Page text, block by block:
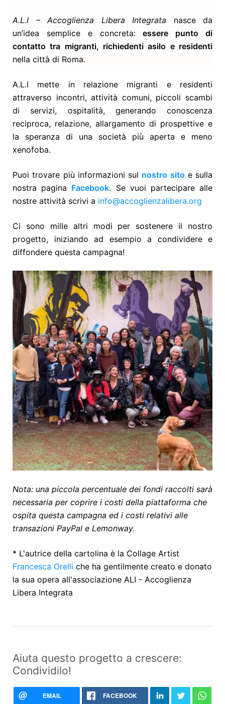
A.L.I – Accoglienza Libera Integrata nasce da
un’idea semplice e concreta:essere punto di
contatto tra migranti, richiedenti asilo e residenti
nella città di Roma.
A.L.I mette in relazione migranti e residenti
attraverso incontri, attività comuni, piccoli scambi
di servizi, ospitalità, generando conoscenza
reciproca, relazione, allargamento di prospettive e
la speranza di una società più aperta e meno
xenofoba.
Puoi trovare più informazioni sul nostro sito e sulla
nostra pagina Facebook. Se vuoi partecipare alle
nostre attività scrivi a info@accoglienzalibera.org
Ci sono mille altri modi per sostenere il nostro
progetto, iniziando ad esempio a condividere e
diffondere questa campagna!
Nota: una piccola percentuale dei fondi raccolti sarà
necessaria per coprire i costi della piattaforma che
ospita questa campagna ed i costi relativi alle
transazioni PayPal e Lemonway.
* L'autrice della cartolina è la Collage Artist
Francesca Orelli che ha gentilmente creato e donato
la sua opera all'associazione ALI - Accoglienza
Libera Integrata
Aiuta questo progetto a crescere:
Condividilo!
EMAIL FACEBOOK